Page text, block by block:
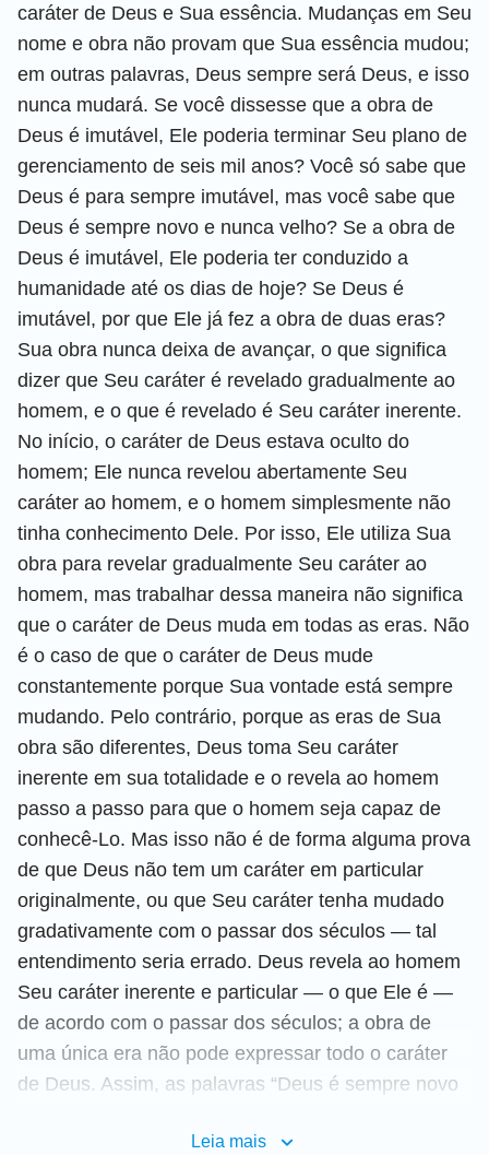
caráter de Deus e Sua essência. Mudanças em Seu
nome e obra não provam que Sua essência mudou;
em outras palavras, Deus sempre será Deus, e isso
nunca mudará. Se você dissesse que a obra de
Deus é imutável, Ele poderia terminar Seu plano de
gerenciamento de seis mil anos? Você só sabe que
Deus é para sempre imutável, mas você sabe que
Deus é sempre novo e nunca velho? Se a obra de
Deus é imutável, Ele poderia ter conduzido a
humanidade até os dias de hoje? Se Deus é
imutável, por que Ele já fez a obra de duas eras?
Sua obra nunca deixa de avançar, o que significa
dizer que Seu caráter é revelado gradualmente ao
homem, e o que é revelado é Seu caráter inerente.
No início, o caráter de Deus estava oculto do
homem; Ele nunca revelou abertamente Seu
caráter ao homem, e o homem simplesmente não
tinha conhecimento Dele. Por isso, Ele utiliza Sua
obra para revelar gradualmente Seu caráter ao
homem, mas trabalhar dessa maneira não significa
que o caráter de Deus muda em todas as eras. Não
é o caso de que o caráter de Deus mude
constantemente porque Sua vontade está sempre
mudando. Pelo contrário, porque as eras de Sua
obra são diferentes, Deus toma Seu caráter
inerente em sua totalidade e o revela ao homem
passo a passo para que o homem seja capaz de
conhecê-Lo. Mas isso não é de forma alguma prova
de que Deus não tem um caráter em particular
originalmente, ou que Seu caráter tenha mudado
gradativamente com o passar dos séculos — tal
entendimento seria errado. Deus revela ao homem
Seu caráter inerente e particular — o que Ele é —
de acordo com o passar dos séculos; a obra de
uma única era não pode expressar todo o caráter
de Deus. Assim, as palavras “Deus é sempre novo
palavras “Deus é imutável” se referem ao que Deus
Leia mais